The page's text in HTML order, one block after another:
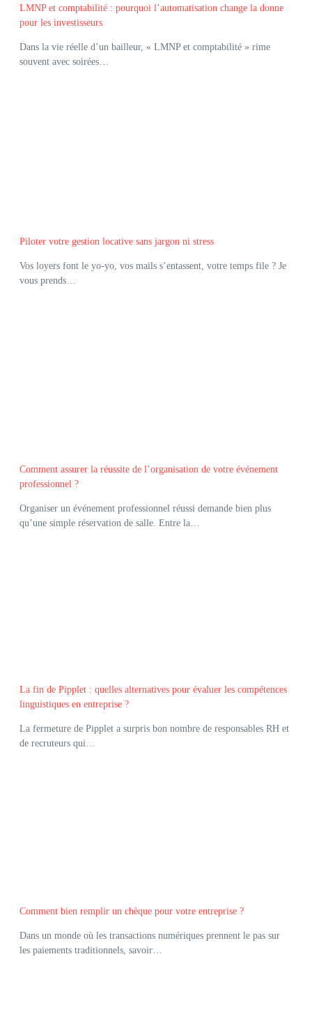
LMNP et comptabilité : pourquoi l’automatisation change la donne
pour les investisseurs
Dans la vie réelle d’un bailleur, « LMNP et comptabilité » rime
souvent avec soirées…
Piloter votre gestion locative sans jargon ni stress
Vos loyers font le yo-yo, vos mails s’entassent, votre temps file ? Je
vous prends…
Comment assurer la réussite de l’organisation de votre événement
professionnel ?
Organiser un événement professionnel réussi demande bien plus
qu’une simple réservation de salle. Entre la…
La fin de Pipplet : quelles alternatives pour évaluer les compétences
linguistiques en entreprise ?
La fermeture de Pipplet a surpris bon nombre de responsables RH et
de recruteurs qui…
Comment bien remplir un chèque pour votre entreprise ?
Dans un monde où les transactions numériques prennent le pas sur
les paiements traditionnels, savoir…